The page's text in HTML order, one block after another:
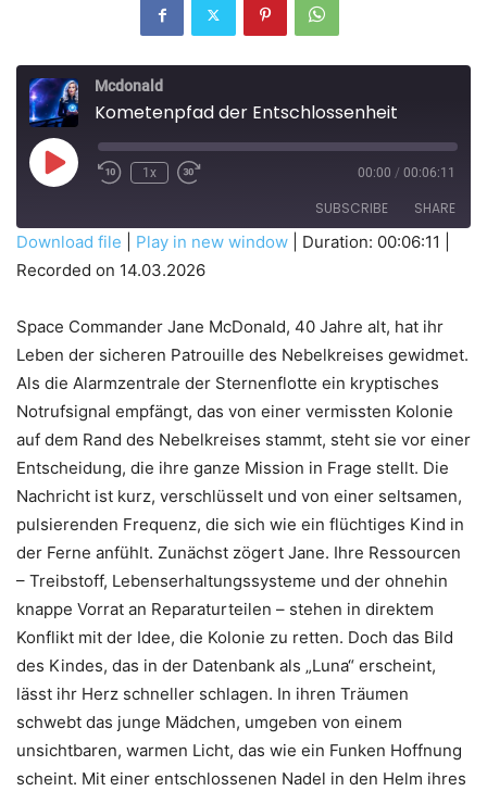
Mcdonald
Kometenpfad der Entschlossenheit
Play
Episode
1x 00:00 / 00:06:11
SUBSCRIBE SHARE
SHARE
LINK
EMBED
Download file Play in new window Duration: 00:06:11
Recorded on 14.03.2026
Space Commander Jane McDonald, 40 Jahre alt, hat ihr
Leben der sicheren Patrouille des Nebelkreises gewidmet.
Als die Alarmzentrale der Sternenflotte ein kryptisches
Notrufsignal empfängt, das von einer vermissten Kolonie
auf dem Rand des Nebelkreises stammt, steht sie vor einer
Entscheidung, die ihre ganze Mission in Frage stellt. Die
Nachricht ist kurz, verschlüsselt und von einer seltsamen,
pulsierenden Frequenz, die sich wie ein flüchtiges Kind in
der Ferne anfühlt. Zunächst zögert Jane. Ihre Ressourcen
– Treibstoff, Lebenserhaltungssysteme und der ohnehin
knappe Vorrat an Reparaturteilen – stehen in direktem
Konflikt mit der Idee, die Kolonie zu retten. Doch das Bild
des Kindes, das in der Datenbank als „Luna“ erscheint,
lässt ihr Herz schneller schlagen. In ihren Träumen
schwebt das junge Mädchen, umgeben von einem
unsichtbaren, warmen Licht, das wie ein Funken Hoffnung
scheint. Mit einer entschlossenen Nadel in den Helm ihres